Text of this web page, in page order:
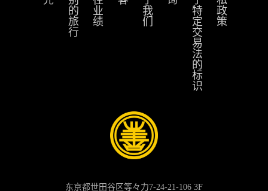
基于特定交易法的标识
东京都世田谷区等々力7-24-21-106 3F